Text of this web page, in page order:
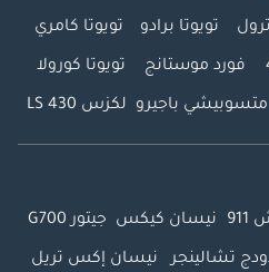
تويوتا برادو تويوتا كامري
فورد موستانج تويوتا كورولا
متسوبيشي باجيرو لكزس LS 430
نيسان كيكس جيتور G700
تشالينجر نيسان إكس تريل